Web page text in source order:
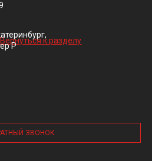
Вернуться к разделу
Р
ЗВОНОК